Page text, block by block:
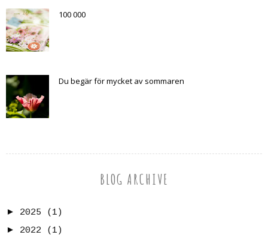
100 000
Du begär för mycket av sommaren
BLOG ARCHIVE
► 2025
(1)
► 2022
(1)